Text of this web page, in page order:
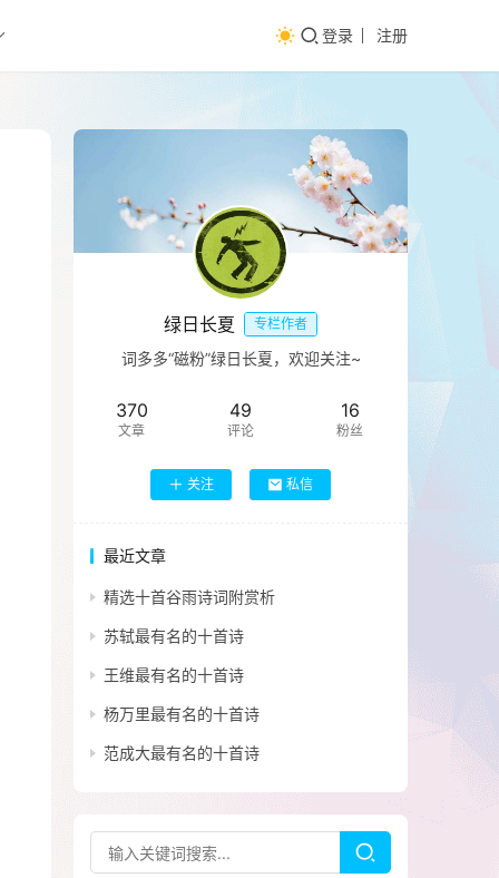
登录 注册
绿日长夏 专栏作者
词多多“磁粉”绿日长夏，欢迎关注~
370
文章
49
评论
16
粉丝
关注 私信
最近文章
精选十首谷雨诗词附赏析
苏轼最有名的十首诗
王维最有名的十首诗
杨万里最有名的十首诗
范成大最有名的十首诗